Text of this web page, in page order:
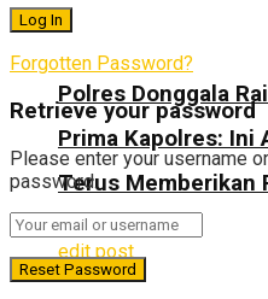
Polres Donggala
Prima Kapolres: Ini
Terus Memberikan
edit post
Forgotten Password?
Retrieve your password
Please enter your username
password.